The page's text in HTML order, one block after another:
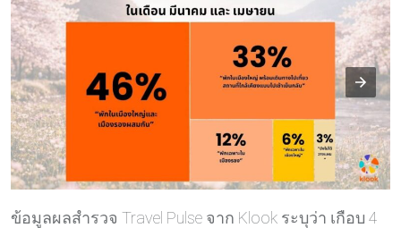
ข้อมูลผลสำรวจ Travel Pulse จาก Klook ระบุว่า เกือบ 4